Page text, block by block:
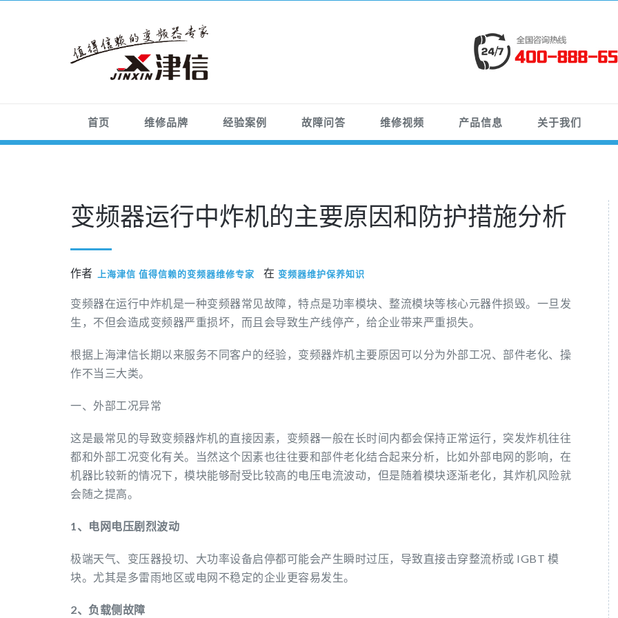
首页 维修品牌 经验案例 故障问答 维修视频 产品信息 关于我们
变频器运行中炸机的主要原因和防护措施分析
作者 上海津信 值得信赖的变频器维修专家 在 变频器维护保养知识
变频器在运行中炸机是一种变频器常见故障，特点是功率模块、整流模块等核心元器件损毁。一旦发
生，不但会造成变频器严重损坏，而且会导致生产线停产，给企业带来严重损失。
根据上海津信长期以来服务不同客户的经验，变频器炸机主要原因可以分为外部工况、部件老化、操
作不当三大类。
一、外部工况异常
这是最常见的导致变频器炸机的直接因素，变频器一般在长时间内都会保持正常运行，突发炸机往往
都和外部工况变化有关。当然这个因素也往往要和部件老化结合起来分析，比如外部电网的影响，在
机器比较新的情况下，模块能够耐受比较高的电压电流波动，但是随着模块逐渐老化，其炸机风险就
会随之提高。
1、电网电压剧烈波动
极端天气、变压器投切、大功率设备启停都可能会产生瞬时过压，导致直接击穿整流桥或 IGBT 模
块。尤其是多雷雨地区或电网不稳定的企业更容易发生。
2、负载侧故障